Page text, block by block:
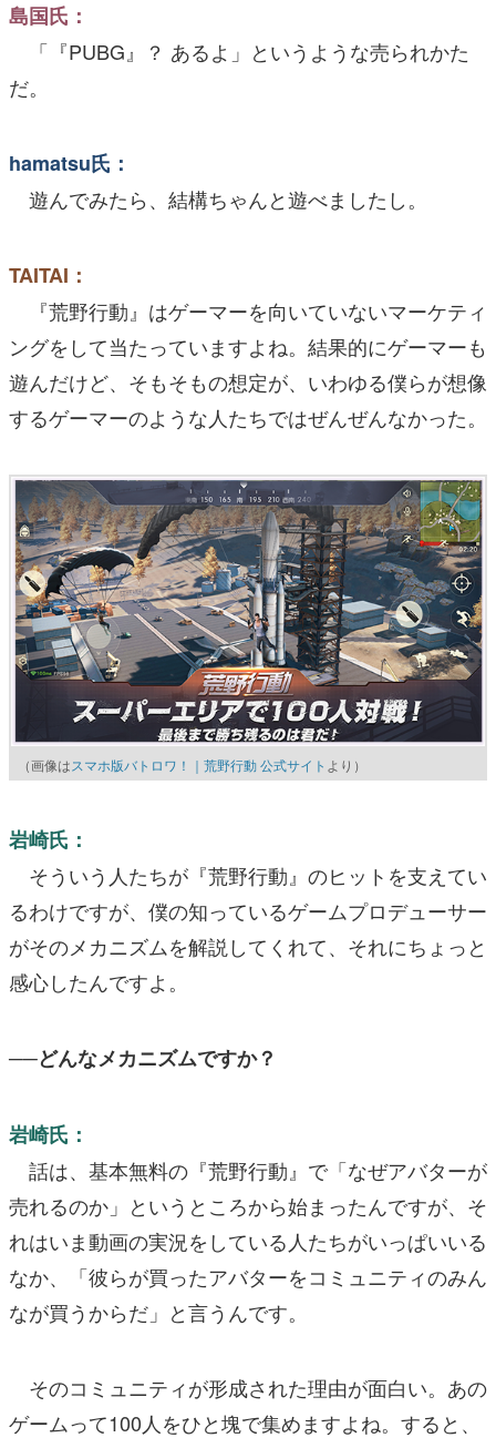
島国氏：
「『PUBG』？ あるよ」というような売られかた
だ。
hamatsu氏：
遊んでみたら、結構ちゃんと遊べましたし。
TAITAI：
『荒野行動』はゲーマーを向いていないマーケティ
ングをして当たっていますよね。結果的にゲーマーも
遊んだけど、そもそもの想定が、いわゆる僕らが想像
するゲーマーのような人たちではぜんぜんなかった。
（画像はスマホ版バトロワ！｜荒野行動 公式サイト より）
岩崎氏：
そういう人たちが『荒野行動』のヒットを支えてい
るわけですが、僕の知っているゲームプロデューサー
がそのメカニズムを解説してくれて、それにちょっと
感心したんですよ。
──どんなメカニズムですか？
岩崎氏：
話は、基本無料の『荒野行動』で「なぜアバターが
売れるのか」というところから始まったんですが、そ
れはいま動画の実況をしている人たちがいっぱいいる
なか、「彼らが買ったアバターをコミュニティのみん
なが買うからだ」と言うんです。
そのコミュニティが形成された理由が面白い。あの
ゲームって100人をひと塊で集めますよね。すると、